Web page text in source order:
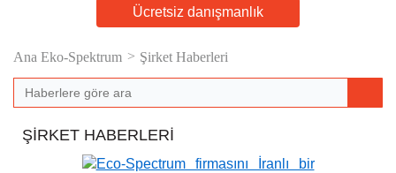
Ücretsiz danışmanlık
Ana Eko-Spektrum Şirket Haberleri
ŞIRKET HABERLERI